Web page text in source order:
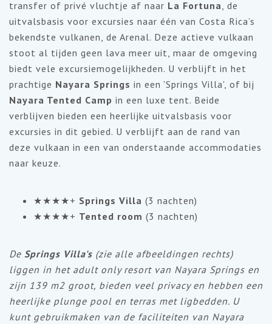
transfer of privé vluchtje af naar La Fortuna, de
uitvalsbasis voor excursies naar één van Costa Rica’s
bekendste vulkanen, de Arenal. Deze actieve vulkaan
stoot al tijden geen lava meer uit, maar de omgeving
biedt vele excursiemogelijkheden. U verblijft in het
prachtige Nayara Springs in een 'Springs Villa', of bij
Nayara Tented Camp in een luxe tent. Beide
verblijven bieden een heerlijke uitvalsbasis voor
excursies in dit gebied. U verblijft aan de rand van
deze vulkaan in een van onderstaande accommodaties
naar keuze.
★★★★+ Springs Villa (3 nachten)
★★★★+ Tented room (3 nachten)
De Springs Villa's (zie alle afbeeldingen rechts)
liggen in het adult only resort van Nayara Springs en
zijn 139 m2 groot, bieden veel privacy en hebben een
heerlijke plunge pool en terras met ligbedden. U
kunt gebruikmaken van de faciliteiten van Nayara